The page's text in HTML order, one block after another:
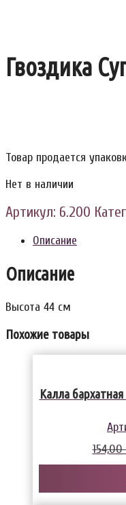
Гвоздика
Товар продается
Нет в наличии
Артикул: 6.200
Описание
Описание
Высота 44 см
Похожие товары
Калла